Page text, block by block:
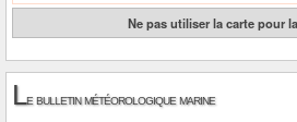
Ne pas utiliser la carte pour
Le bulletin météorologique marine